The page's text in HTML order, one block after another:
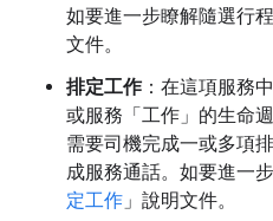
如要進一步瞭解隨選行
文件。
排定工作：在這項服務
或服務「工作」 的生命
需要司機完成一或多項
成服務通話。如要進一
定工作 」說明文件。